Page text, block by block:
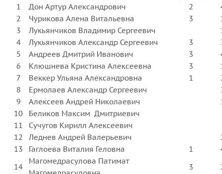
1
Дон Артур Александрович 2
2
Чурикова Алена Витальевна 3
3
Лукьянчиков Владимир Сергеевич
4
Лукьянчиков Александр Сергеевич 3
5
Андреев Дмитрий Иванович 3
6
Клюшнева Кристина Алексеевна 3
7
Веккер Ульяна Александровна 1
8
Ермолаев Александр Сергеевич
9
Алексеев Андрей Николаевич
10
Беликов Максим Дмитриевич
11
Сучугов Кирилл Алексеевич
12
Леднев Андрей Валерьевич
13
Гаглоева Виталия Геловна 1
14
Магомедрасулова Патимат
3